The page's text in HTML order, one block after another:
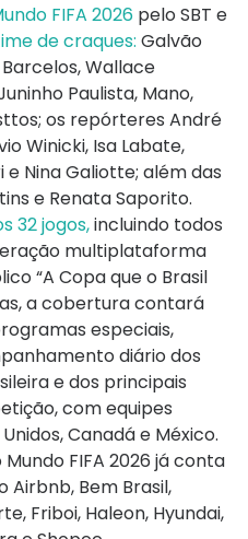
FIFA 2026 pelo SBT e
de craques: Galvão
Wallace
Paulista, Mano,
os repórteres André
Winicki, Isa Labate,
e Nina Galiotte; além das
e Renata Saporito.
32 jogos,incluindo todos
multiplataforma
“A Copa que o Brasil
a cobertura contará
especiais,
diário dos
e dos principais
com equipes
Canadá e México.
FIFA 2026 já conta
Bem Brasil,
Friboi, Haleon, Hyundai,